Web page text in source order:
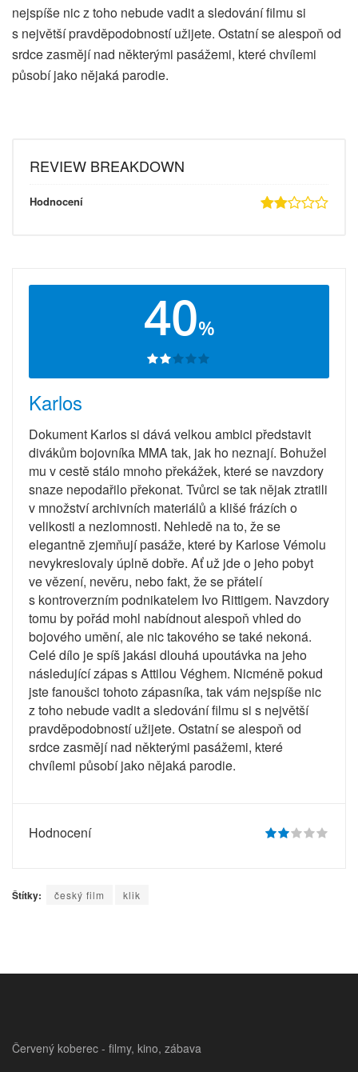
nejspíše nic z toho nebude vadit a sledování filmu si
s největší pravděpodobností užijete. Ostatní se alespoň od
srdce zasmějí nad některými pasážemi, které chvílemi
působí jako nějaká parodie.
REVIEW BREAKDOWN
Hodnocení
40%
Karlos
Dokument Karlos si dává velkou ambici představit
divákům bojovníka MMA tak, jak ho neznají. Bohužel
mu v cestě stálo mnoho překážek, které se navzdory
snaze nepodařilo překonat. Tvůrci se tak nějak ztratili
v množství archivních materiálů a klišé frázích o
velikosti a nezlomnosti. Nehledě na to, že se
elegantně zjemňují pasáže, které by Karlose Vémolu
nevykreslovaly úplně dobře. Ať už jde o jeho pobyt
ve vězení, nevěru, nebo fakt, že se přátelí
s kontroverzním podnikatelem Ivo Rittigem. Navzdory
tomu by pořád mohl nabídnout alespoň vhled do
bojového umění, ale nic takového se také nekoná.
Celé dílo je spíš jakási dlouhá upoutávka na jeho
následující zápas s Attilou Véghem. Nicméně pokud
jste fanoušci tohoto zápasníka, tak vám nejspíše nic
z toho nebude vadit a sledování filmu si s největší
pravděpodobností užijete. Ostatní se alespoň od
srdce zasmějí nad některými pasážemi, které
chvílemi působí jako nějaká parodie.
Hodnocení
Štítky: český film klik
Červený koberec - filmy, kino, zábava